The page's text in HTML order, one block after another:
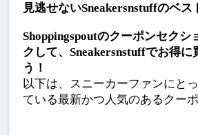
見逃せないSneakersnstuffのベス
Shoppingspoutのクーポンセクシ
クして、Sneakersnstuffでお得に
う！
以下は、スニーカーファンにと
ている最新かつ人気のあるクーポ